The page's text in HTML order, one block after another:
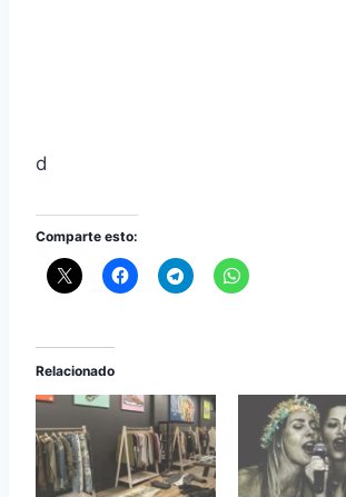
d
Comparte esto:
Relacionado